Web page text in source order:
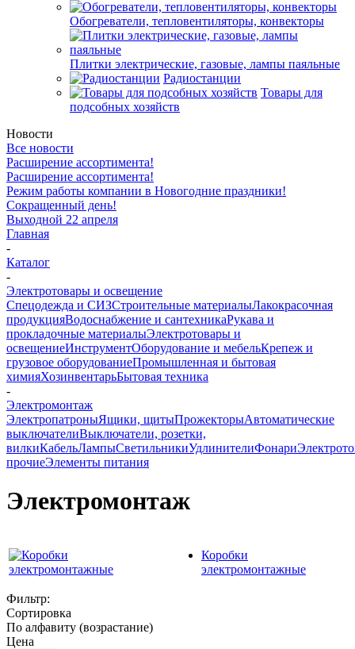
Обогреватели, тепловентиляторы, конвекторы
Плитки электрические, газовые, лампы паяльные
Радиостанции
Товары для
подсобных хозяйств
Новости
Все новости
Расширение ассортимента!
Расширение ассортимента!
Режим работы компании в Новогодние праздники!
Сокращенный день!
Выходной 22 апреля
Главная
-
Каталог
-
Электротовары и освещение
Спецодежда и СИЗСтроительные материалыЛакокрасочная
продукцияВодоснабжение и сантехникаРукава и
прокладочные материалыЭлектротовары и
освещениеИнструментОборудование и мебельКрепеж и
грузовое оборудованиеПромышленная и бытовая
химияХозинвентарьБытовая техника
-
Электромонтаж
ЭлектропатроныЯщики, щитыПрожекторыАвтоматические
выключателиВыключатели, розетки,
вилкиКабельЛампыСветильникиУдлинителиФонари
прочиеЭлементы питания
Электромонтаж
Коробки
электромонтажные
Фильтр:
Сортировка
По алфавиту (возрастание)
Цена